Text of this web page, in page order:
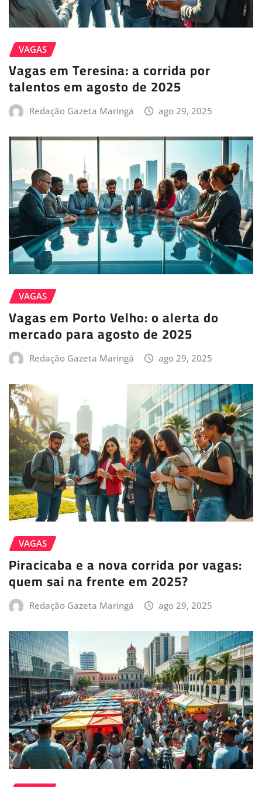
VAGAS
Vagas em Teresina: a corrida por
talentos em agosto de 2025
Redação Gazeta Maringá ago 29, 2025
VAGAS
Vagas em Porto Velho: o alerta do
mercado para agosto de 2025
Redação Gazeta Maringá ago 29, 2025
VAGAS
Piracicaba e a nova corrida por vagas:
quem sai na frente em 2025?
Redação Gazeta Maringá ago 29, 2025